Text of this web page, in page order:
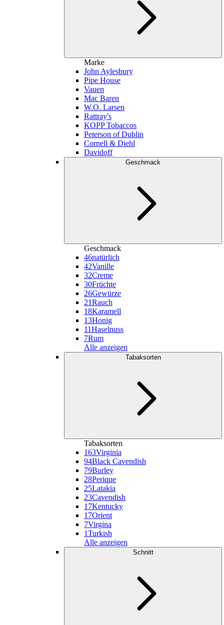
Marke
John Aylesbury
Pipe House
Vauen
Mac Baren
W.O. Larsen
Rattray's
KOPP Tobaccos
Peterson of Dublin
Cornell & Diehl
Davidoff
Geschmack
Geschmack
46natürlich
42Vanille
32Creme
30Früchte
26Gewürze
21Rauch
18Karamell
13Honig
11Haselnuss
7Rum
Alle anzeigen
Tabaksorten
Tabaksorten
163Virginia
94Black Cavendish
79Burley
28Perique
25Latakia
23Cavendish
17Kentucky
17Orient
7Virgina
1Turkish
Alle anzeigen
Schnitt